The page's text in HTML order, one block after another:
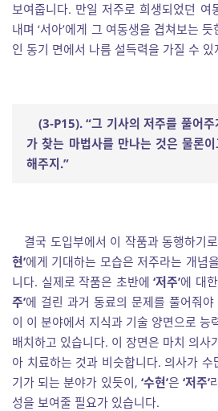
보여줍니다. 만일 저주로 희생되었던 여
내며 ‘서아’에게 그 여동생을 겹쳐보는
인 동기 면에서 나름 설득력을 가질 수
(3-P15). “그 기사의 저주를 풀어주
가 찾는 마법사를 만나는 것은 물론이
해주지.”
결국 도입부에서 이 작품과 동행하기
현’에게 기대하는 모습은 저주라는 개념
니다. 실제로 작품은 초반에 ‘저주’에 대
주’에 걸린 과거 동료의 문제를 풀어줘야
이 이 분야에서 지식과 기술 양면으로 능
배치하고 있습니다. 이 장면은 마치 의사
아 치료하는 것과 비슷합니다. 의사가
기가 되는 분야가 있듯이, ‘수현’은 ‘저주’
성을 보여줄 필요가 있습니다.